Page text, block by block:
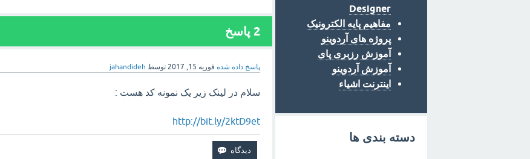
2 پاسخ
پاسخ داده شده فوریه 15, 2017 توسط jahandideh
سلام در لینک زیر یک نمونه کد هست :
http://bit.ly/2ktD9et
Designer
مفاهیم پایه الکترونیک
پروژه های آردوینو
آموزش رزبری پای
آموزش آردوینو
اینترنت اشیاء
دسته بندی ها